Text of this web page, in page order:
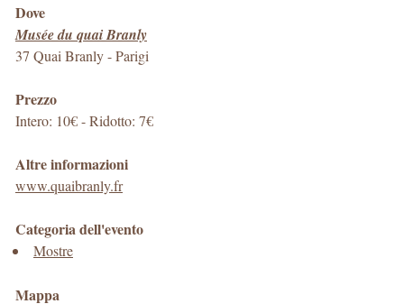
Dove
Musée du quai Branly
37 Quai Branly-Parigi
Prezzo
Intero: 10€ - Ridotto: 7€
Altre informazioni
www.quaibranly.fr
Categoria dell'evento
Mostre
Mappa